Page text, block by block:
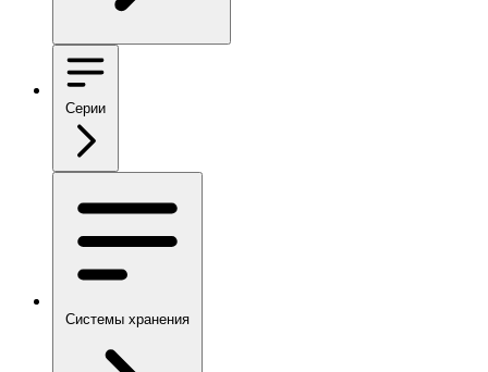
Серии
Системы хранения